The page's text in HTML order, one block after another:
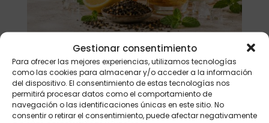
Gestionar consentimiento
Para ofrecer las mejores experiencias, utilizamos tecnologías
como las cookies para almacenar y/o acceder a la información
del dispositivo. El consentimiento de estas tecnologías nos
permitirá procesar datos como el comportamiento de
navegación o las identificaciones únicas en este sitio. No
consentir o retirar el consentimiento, puede afectar negativamente
Buscar
Productos